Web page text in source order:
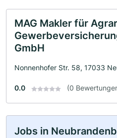
MAG Makler für
GmbH
Nonnenhofer Str. 58, 17033
0.0 (0
Jobs in